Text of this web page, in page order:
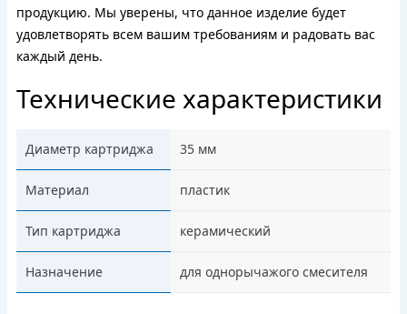
продукцию. Мы уверены, что данное изделие будет
удовлетворять всем вашим требованиям и радовать вас
каждый день.
Технические характеристики
Диаметр картриджа 35 мм
Материал пластик
Тип картриджа керамический
Назначение для однорычажого смесителя